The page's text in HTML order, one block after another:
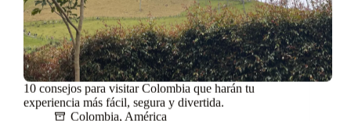
10 consejos para visitar Colombia que harán tu
experiencia más fácil, segura y divertida.
Colombia América